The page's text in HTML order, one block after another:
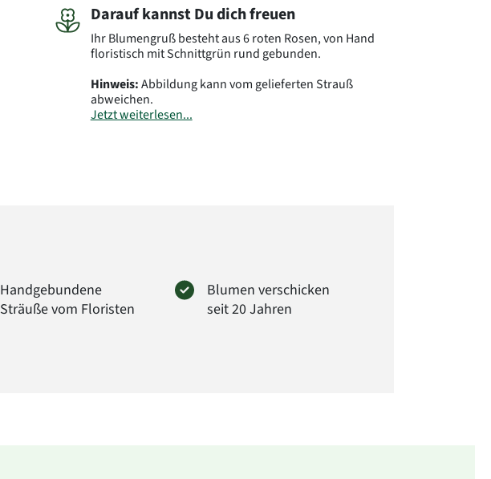
Darauf kannst Du dich freuen
Ihr Blumengruß besteht aus 6 roten Rosen, von Hand
floristisch mit Schnittgrün rund gebunden.
Hinweis:Abbildung kann vom gelieferten Strauß
abweichen.
Jetzt weiterlesen...
Handgebundene
Sträuße vom Floristen
Blumen verschicken
seit 20 Jahren